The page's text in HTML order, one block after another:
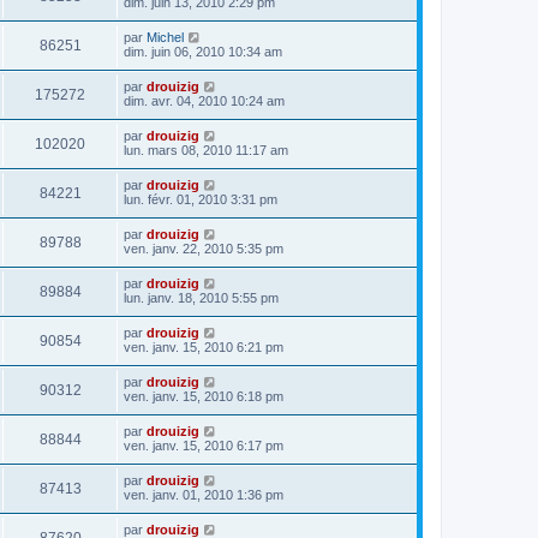
86251 par Michel
dim. juin 06, 2010 10:34 am
175272 par drouizig
dim. avr. 04, 2010 10:24 am
102020 par drouizig
lun. mars 08, 2010 11:17 am
84221 par drouizig
lun. févr. 01, 2010 3:31 pm
89788 par drouizig
ven. janv. 22, 2010 5:35 pm
89884 par drouizig
lun. janv. 18, 2010 5:55 pm
90854 par drouizig
ven. janv. 15, 2010 6:21 pm
90312 par drouizig
ven. janv. 15, 2010 6:18 pm
88844 par drouizig
ven. janv. 15, 2010 6:17 pm
87413 par drouizig
ven. janv. 01, 2010 1:36 pm
par drouizig